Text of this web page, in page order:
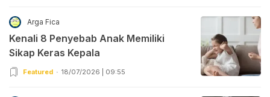
Arga Fica
Kenali 8 Penyebab Anak Memiliki
Sikap Keras Kepala
Featured 18/07/2026 | 09:55